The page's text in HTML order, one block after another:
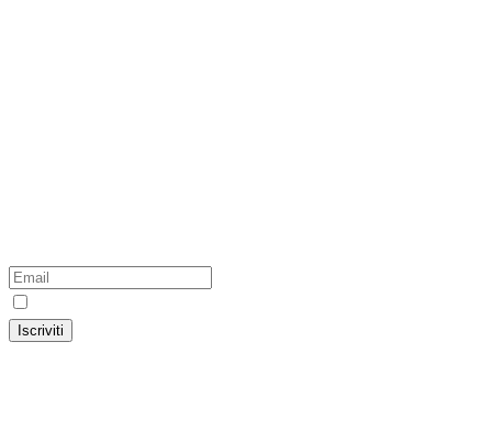
Iscriviti